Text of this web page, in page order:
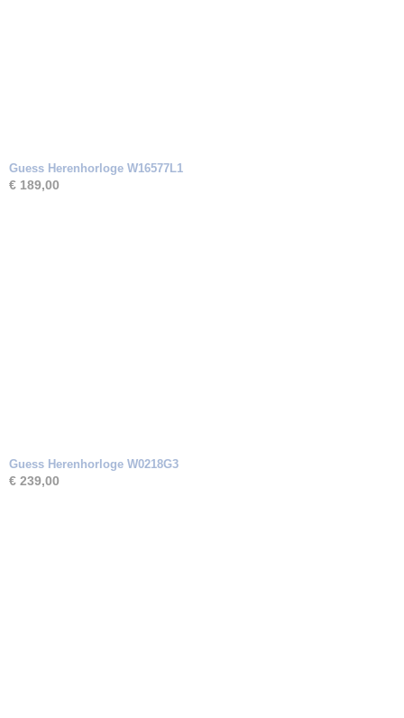
Guess Herenhorloge W16577L1
€ 189,00
Guess Herenhorloge W0218G3
€ 239,00